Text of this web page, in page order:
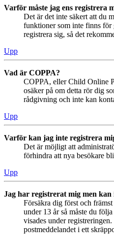
Varför måste jag ens registrera
Det är det inte säkert att du
funktioner som inte finns för
registrera sig, så det
Upp
Vad är COPPA?
COPPA, eller Child Online
osäker på om detta rör dig
rådgivning och inte kan
Upp
Varför kan jag inte registrera
Det är möjligt att
förhindra att nya besökare
Upp
Jag har registrerat mig men kan
Försäkra dig först och
under 13 år så måste du
visades under
postmeddelandet i ett